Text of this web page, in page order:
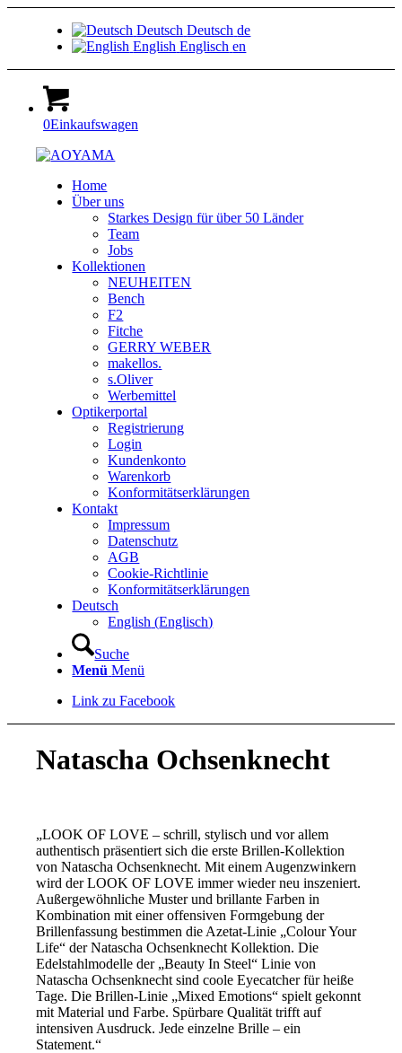
Deutsch Deutsch de
English Englisch en
0Einkaufswagen
Home
Über uns
Starkes Design für über 50 Länder
Team
Jobs
Kollektionen
NEUHEITEN
Bench
F2
Fitche
GERRY WEBER
makellos.
s.Oliver
Werbemittel
Optikerportal
Registrierung
Login
Kundenkonto
Warenkorb
Konformitätserklärungen
Kontakt
Impressum
Datenschutz
AGB
Cookie-Richtlinie
Konformitätserklärungen
Deutsch
English (Englisch)
Suche
Menü Menü
Link zu Facebook
Natascha Ochsenknecht
„LOOK OF LOVE – schrill, stylisch und vor allem
authentisch präsentiert sich die erste Brillen-Kollektion
von Natascha Ochsenknecht. Mit einem Augenzwinkern
wird der LOOK OF LOVE immer wieder neu inszeniert.
Außergewöhnliche Muster und brillante Farben in
Kombination mit einer offensiven Formgebung der
Brillenfassung bestimmen die Azetat-Linie „Colour Your
Life“ der Natascha Ochsenknecht Kollektion. Die
Edelstahlmodelle der „Beauty In Steel“ Linie von
Natascha Ochsenknecht sind coole Eyecatcher für heiße
Tage. Die Brillen-Linie „Mixed Emotions“ spielt gekonnt
mit Material und Farbe. Spürbare Qualität trifft auf
intensiven Ausdruck. Jede einzelne Brille – ein
Statement.“